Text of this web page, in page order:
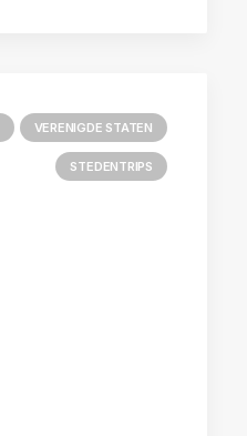
VERENIGDE STATEN
STEDENTRIPS